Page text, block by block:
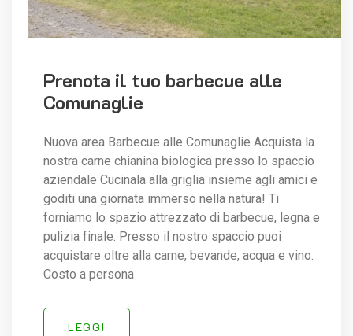
Prenota il tuo barbecue alle
Comunaglie
Nuova area Barbecue alle Comunaglie Acquista la
nostra carne chianina biologica presso lo spaccio
aziendale Cucinala alla griglia insieme agli amici e
goditi una giornata immerso nella natura! Ti
forniamo lo spazio attrezzato di barbecue, legna e
pulizia finale. Presso il nostro spaccio puoi
acquistare oltre alla carne, bevande, acqua e vino.
Costo a persona
LEGGI